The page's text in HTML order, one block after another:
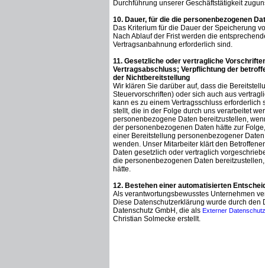
Durchführung unserer Geschäftstätigkeit
10. Dauer, für die die personenbezogenen
Das Kriterium für die Dauer der Speicherung
Nach Ablauf der Frist werden die
Vertragsanbahnung erforderlich sind.
11. Gesetzliche oder vertragliche
Vertragsabschluss; Verpflichtung der
der Nichtbereitstellung
Wir klären Sie darüber auf, dass die
Steuervorschriften) oder sich auch aus
kann es zu einem Vertragsschluss
stellt, die in der Folge durch uns verarbeitet
personenbezogene Daten bereitzustellen,
der personenbezogenen Daten hätte zur
einer Bereitstellung personenbezogener
wenden. Unser Mitarbeiter klärt den
Daten gesetzlich oder vertraglich
die personenbezogenen Daten
hätte.
12. Bestehen einer automatisierten
Als verantwortungsbewusstes Unternehmen
Diese Datenschutzerklärung wurde durch
Datenschutz GmbH, die als Externer
Christian Solmecke erstellt.